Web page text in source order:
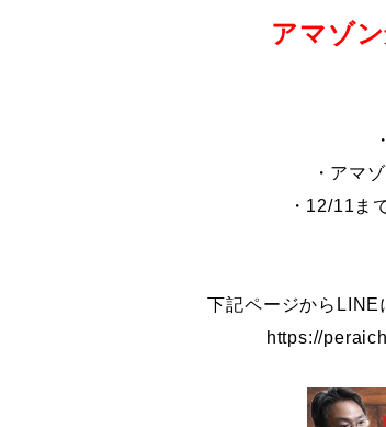
アマゾ
・アマ
・12/11ま
下記ページからLINE
https://